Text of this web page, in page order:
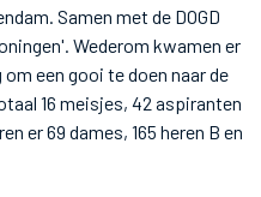
Samen met de DOGD
Wederom kwamen er
een gooi te doen naar de
16 meisjes, 42 aspiranten
er 69 dames, 165 heren B en